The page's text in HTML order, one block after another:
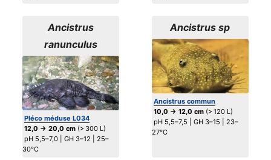
Ancistrus
ranunculus
Pléco méduse L034
12,0 → 20,0 cm (> 300 L)
pH 5,5–7,0 | GH 3–12 | 25–
30°C
Ancistrus sp
Ancistrus commun
10,0 → 12,0 cm(> 120 L)
pH 5,5–7,5 | GH 3–15 | 23–
27°C